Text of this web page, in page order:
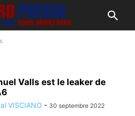
Valls est le leaker de
VISCIANO - 30 septembre 2022